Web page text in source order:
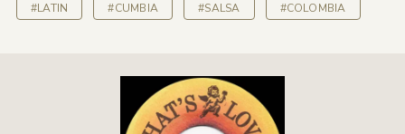
#LATIN #CUMBIA #SALSA #COLOMBIA